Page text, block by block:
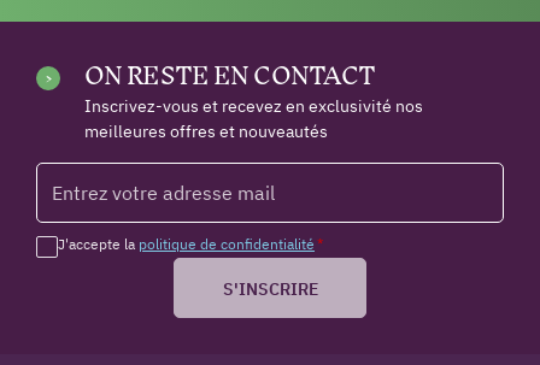
ON RESTE EN CONTACT
Inscrivez-vous et recevez en exclusivité nos
meilleures offres et nouveautés
J'accepte la politique de confidentialité *
S'INSCRIRE